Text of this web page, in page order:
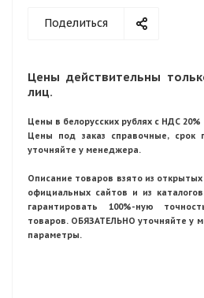
Поделиться
Цены действительны
лиц.
Цены в белорусских рублях с НДС 20%
Цены под заказ справочные, срок
уточняйте у менеджера.
Описание товаров взято из
официальных сайтов и из
гарантировать 100%-ную
товаров. ОБЯЗАТЕЛЬНО уточняйте у
параметры.